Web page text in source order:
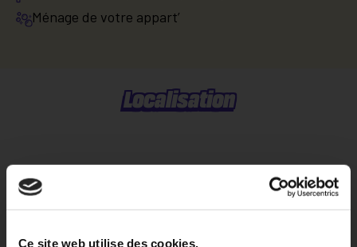
Ce site web utilise des cookies.
Ménage de votre appart’
Localisation
Situer dans la ville Explorer le quartier